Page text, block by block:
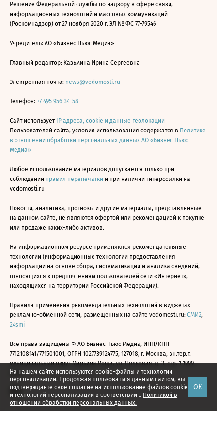
На нашем сайте используются cookie-файлы и технологии
персонализации. Продолжая пользоваться данным сайтом, вы
подтверждаете свое согласие на использование файлов cookie
и технологий персонализации в соответствии с Политикой в
отношении обработки персональных данных.
ОК
Решение Федеральной службы по надзору в сфере связи,
информационных технологий и массовых коммуникаций
(Роскомнадзор) от 27 ноября 2020 г. ЭЛ № ФС 77-79546
Учредитель: АО «Бизнес Ньюс Медиа»
Главный редактор: Казьмина Ирина Сергеевна
Электронная почта: news@vedomosti.ru
Телефон: +7 495 956-34-58
Сайт использует IP адреса, cookie и данные геолокации
Пользователей сайта, условия использования содержатся в Политике
в отношении обработки персональных данных АО «Бизнес Ньюс
Медиа»
Любое использование материалов допускается только при
соблюдении правил перепечатки и при наличии гиперссылки на
vedomosti.ru
Новости, аналитика, прогнозы и другие материалы, представленные
на данном сайте, не являются офертой или рекомендацией к покупке
или продаже каких-либо активов.
На информационном ресурсе применяются рекомендательные
технологии (информационные технологии предоставления
информации на основе сбора, систематизации и анализа сведений,
относящихся к предпочтениям пользователей сети «Интернет»,
находящихся на территории Российской Федерации).
Правила применения рекомендательных технологий в виджетах
рекламно-обменной сети, размещенных на сайте vedomosti.ru: СМИ2,
24smi
Все права защищены © АО Бизнес Ньюс Медиа, ИНН/КПП
7712108141/771501001, ОГРН 1027739124775, 127018, г. Москва, вн.тер.г.
муниципальный округ Марьина Роща, ул. Полковая, д. 3, стр. 1 1999—
2026